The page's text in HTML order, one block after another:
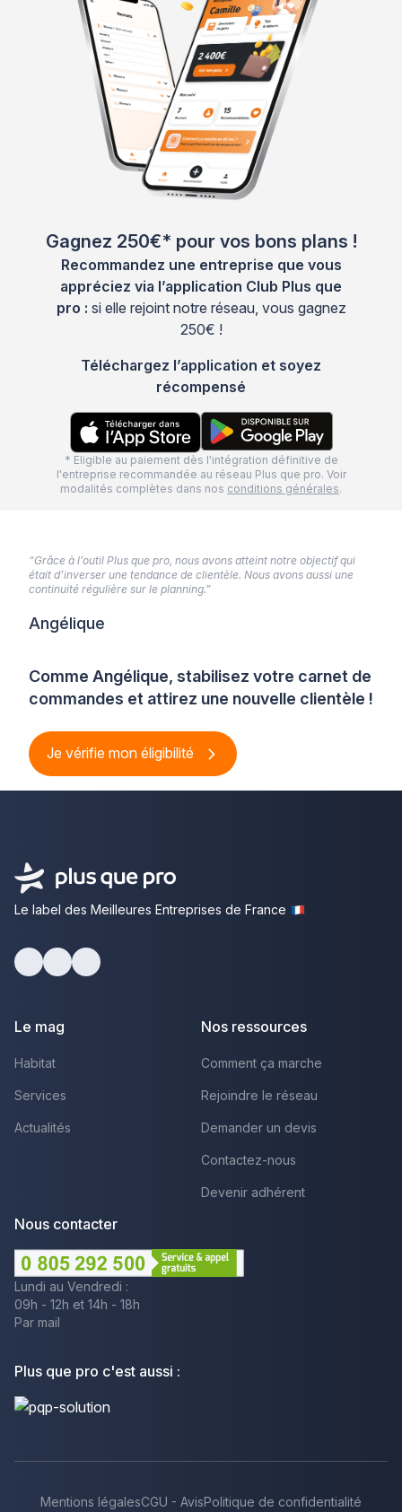
Gagnez 250€* pour vos bons plans !
Recommandez une entreprise que vous
appréciez via l’application Club Plus que
pro : si elle rejoint notre réseau, vous gagnez
250€ !
Téléchargez l’application et soyez
récompensé
* Eligible au paiement dès l'intégration définitive de
l'entreprise recommandée au réseau Plus que pro. Voir
modalités complètes dans nos conditions générales.
Comme Angélique, stabilisez votre carnet de
commandes et attirez une nouvelle clientèle !
Je vérifie mon éligibilité
“Grâce à l’outil Plus que pro, nous avons atteint notre objectif qui
était d’inverser une tendance de clientèle. Nous avons aussi une
continuité régulière sur le planning.”
Angélique
Le label des Meilleures Entreprises de France
Le mag
Habitat
Services
Actualités
Nos ressources
Comment ça marche
Rejoindre le réseau
Demander un devis
Contactez-nous
Devenir adhérent
Nous contacter
Lundi au Vendredi :
09h - 12h et 14h - 18h
Par mail
Plus que pro c'est aussi :
Mentions légalesCGU - AvisPolitique de confidentialité